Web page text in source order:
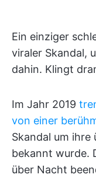
Ein einziger
viraler Skandal,
dahin. Klingt
Im Jahr 2019
von einer
Skandal um
bekannt wurde.
über Nacht